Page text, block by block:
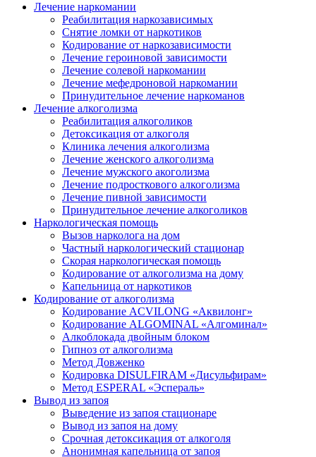
Лечение наркомании
Реабилитация наркозависимых
Снятие ломки от наркотиков
Кодирование от наркозависимости
Лечение героиновой зависимости
Лечение солевой наркомании
Лечение мефедроновой наркомании
Принудительное лечение наркоманов
Лечение алкоголизма
Реабилитация алкоголиков
Детоксикация от алкоголя
Клиника лечения алкоголизма
Лечение женского алкоголизма
Лечение мужского акоголизма
Лечение подросткового алкоголизма
Лечение пивной зависимости
Принудительное лечение алкоголиков
Наркологическая помощь
Вызов нарколога на дом
Частный наркологический стационар
Скорая наркологическая помощь
Кодирование от алкоголизма на дому
Капельница от наркотиков
Кодирование от алкоголизма
Кодирование ACVILONG «Аквилонг»
Кодирование ALGOMINAL «Алгоминал»
Алкоблокада двойным блоком
Гипноз от алкоголизма
Метод Довженко
Кодировка DISULFIRAM «Дисульфирам»
Метод ESPERAL «Эспераль»
Вывод из запоя
Выведение из запоя стационаре
Вывод из запоя на дому
Срочная детоксикация от алкоголя
Анонимная капельница от запоя